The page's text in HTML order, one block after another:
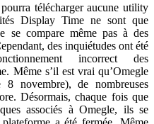
télécharger aucune utility
Display Time ne sont que
se compare même pas à des
des inquiétudes ont été
incorrect des
Même s’il est vrai qu’Omegle
novembre), de nombreuses
Désormais, chaque fois que
associés à Omegle, ils se